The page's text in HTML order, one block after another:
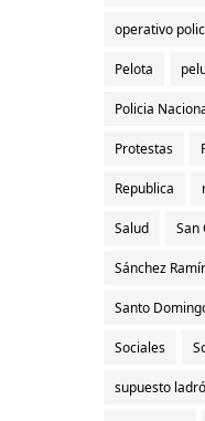
operativo
Pelota
Policia
Protestas
Republica
Salud San
Sánchez
Santo
Sociales
supuesto